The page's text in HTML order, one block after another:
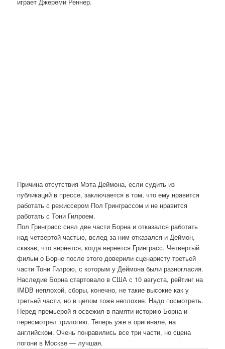
Причина отсутствия Мэта Деймона, если судить из
публикаций в прессе, заключается в том, что ему нравится
работать с режиссером Пол Гринграссом и не нравится
работать с Тони Гилроем.
Пол Гринграсс снял две части Борна и отказался работать
над четвертой частью, вслед за ним отказался и Деймон,
сказав, что вернется, когда вернется Гринграсс. Четвертый
фильм о Борне после этого доверили сценаристу третьей
части Тони Гилрою, с которым у Деймона были разногласия.
Наследие Борна стартовало в США с 10 августа, рейтинг на
IMDB неплохой, сборы, конечно, не такие высокие как у
третьей части, но в целом тоже неплохие. Надо посмотреть.
Перед премьерой я освежил в памяти историю Борна и
пересмотрел трилогию. Теперь уже в оригинале, на
английском. Очень понравились все три части, но сцена
погони в Москве — лучшая.